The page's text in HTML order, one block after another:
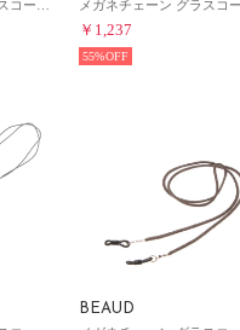
￥1,237
55%
BEAUD